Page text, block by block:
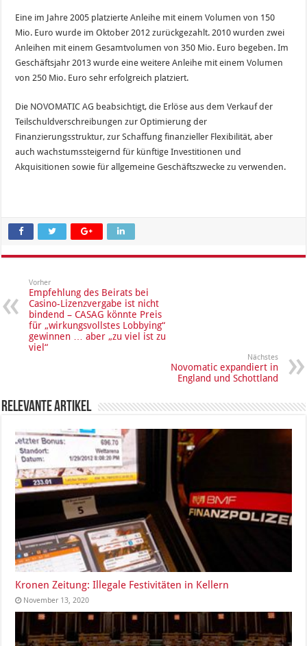
Eine im Jahre 2005 platzierte Anleihe mit einem Volumen von 150
Mio. Euro wurde im Oktober 2012 zurückgezahlt. 2010 wurden zwei
Anleihen mit einem Gesamtvolumen von 350 Mio. Euro begeben. Im
Geschäftsjahr 2013 wurde eine weitere Anleihe mit einem Volumen
von 250 Mio. Euro sehr erfolgreich platziert.
Die NOVOMATIC AG beabsichtigt, die Erlöse aus dem Verkauf der
Teilschuldverschreibungen zur Optimierung der
Finanzierungsstruktur, zur Schaffung finanzieller Flexibilität, aber
auch wachstumssteigernd für künftige Investitionen und
Akquisitionen sowie für allgemeine Geschäftszwecke zu verwenden.
Vorher
Empfehlung des Beirats bei
Casino-Lizenzvergabe ist nicht
bindend – CASAG könnte Preis
für „wirkungsvollstes Lobbying“
gewinnen … aber „zu viel ist zu
viel“
Nächstes
Novomatic expandiert in
England und Schottland
Relevante Artikel
Kronen Zeitung: Illegale Festivitäten in Kellern
November 13, 2020